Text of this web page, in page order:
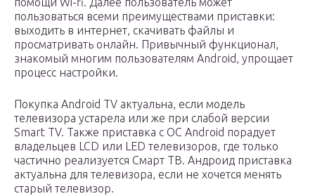
пользоваться всеми преимуществами приставки:
выходить в интернет, скачивать файлы и
просматривать онлайн. Привычный функционал,
знакомый многим пользователям Android, упрощает
процесс настройки.
Покупка Android TV актуальна, если модель
телевизора устарела или же при слабой версии
Smart TV. Также приставка с ОС Android порадует
владельцев LCD или LED телевизоров, где только
частично реализуется Смарт ТВ. Андроид приставка
актуальна для телевизора, если не хочется менять
старый телевизор.